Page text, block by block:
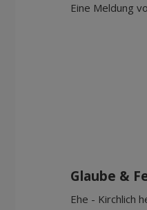
Eine Meldung
Glaube &
Ehe - Kirchlich